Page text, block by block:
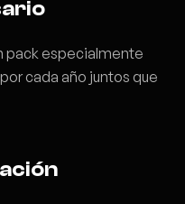
pack especialmente
cada año juntos que